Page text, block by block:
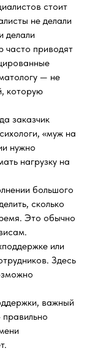
стоит
не делали
делали
часто приводят
— не
которую
заказчик
«муж на
нужно
нагрузку на
большого
сколько
Это обычно
или
Здесь
важный